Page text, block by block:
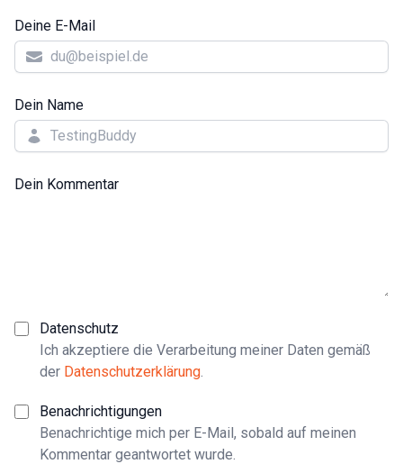
Deine E-Mail
Dein Name
Dein Kommentar
Datenschutz
Ich akzeptiere die Verarbeitung meiner Daten gemäß
der Datenschutzerklärung.
Benachrichtigungen
Benachrichtige mich per E-Mail, sobald auf meinen
Kommentar geantwortet wurde.